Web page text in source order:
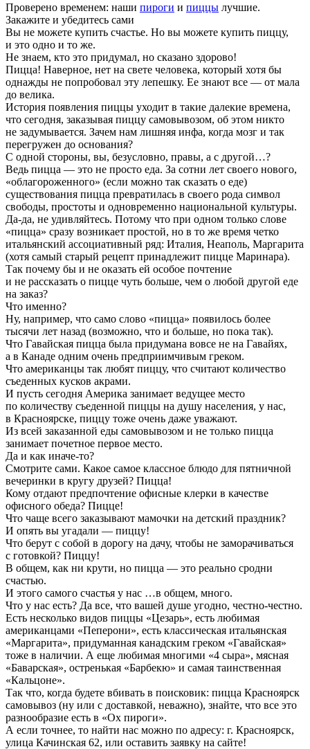
Проверено временем: наши пироги и пиццы лучшие.
Закажите и убедитесь сами
Вы не можете купить счастье. Но вы можете купить пиццу,
и это одно и то же.
Не знаем, кто это придумал, но сказано здорово!
Пицца! Наверное, нет на свете человека, который хотя бы
однажды не попробовал эту лепешку. Ее знают все — от мала
до велика.
История появления пиццы уходит в такие далекие времена,
что сегодня, заказывая пиццу самовывозом, об этом никто
не задумывается. Зачем нам лишняя инфа, когда мозг и так
перегружен до основания?
С одной стороны, вы, безусловно, правы, а с другой…?
Ведь пицца — это не просто еда. За сотни лет своего нового,
«облагороженного» (если можно так сказать о еде)
существования пицца превратилась в своего рода символ
свободы, простоты и одновременно национальной культуры.
Да-да, не удивляйтесь. Потому что при одном только слове
«пицца» сразу возникает простой, но в то же время четко
итальянский ассоциативный ряд: Италия, Неаполь, Маргарита
(хотя самый старый рецепт принадлежит пицце Маринара).
Так почему бы и не оказать ей особое почтение
и не рассказать о пицце чуть больше, чем о любой другой еде
на заказ?
Что именно?
Ну, например, что само слово «пицца» появилось более
тысячи лет назад (возможно, что и больше, но пока так).
Что Гавайская пицца была придумана вовсе не на Гавайях,
а в Канаде одним очень предприимчивым греком.
Что американцы так любят пиццу, что считают количество
съеденных кусков акрами.
И пусть сегодня Америка занимает ведущее место
по количеству съеденной пиццы на душу населения, у нас,
в Красноярске, пиццу тоже очень даже уважают.
Из всей заказанной еды самовывозом и не только пицца
занимает почетное первое место.
Да и как иначе-то?
Смотрите сами. Какое самое классное блюдо для пятничной
вечеринки в кругу друзей? Пицца!
Кому отдают предпочтение офисные клерки в качестве
офисного обеда? Пицце!
Что чаще всего заказывают мамочки на детский праздник?
И опять вы угадали — пиццу!
Что берут с собой в дорогу на дачу, чтобы не заморачиваться
с готовкой? Пиццу!
В общем, как ни крути, но пицца — это реально сродни
счастью.
И этого самого счастья у нас …в общем, много.
Что у нас есть? Да все, что вашей душе угодно, честно-честно.
Есть несколько видов пиццы «Цезарь», есть любимая
американцами «Пеперони», есть классическая итальянская
«Маргарита», придуманная канадским греком «Гавайская»
тоже в наличии. А еще любимая многими «4 сыра», мясная
«Баварская», остренькая «Барбекю» и самая таинственная
«Кальцоне».
Так что, когда будете вбивать в поисковик: пицца Красноярск
самовывоз (ну или с доставкой, неважно), знайте, что все это
разнообразие есть в «Ох пироги».
А если точнее, то найти нас можно по адресу: г. Красноярск,
улица Качинская 62, или оставить заявку на сайте!